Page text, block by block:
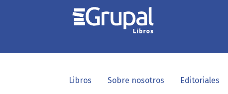
Libros Sobre nosotros Editoriales